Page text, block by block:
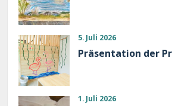
5. Juli 2026
Präsentation der
1. Juli 2026